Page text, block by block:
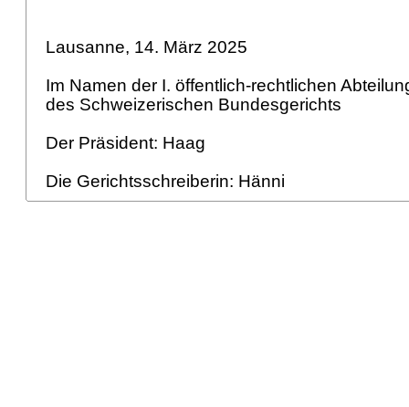
Lausanne, 14. März 2025
Im Namen der I. öffentlich-rechtlichen
des Schweizerischen Bundesgerichts
Der Präsident: Haag
Die Gerichtsschreiberin: Hänni